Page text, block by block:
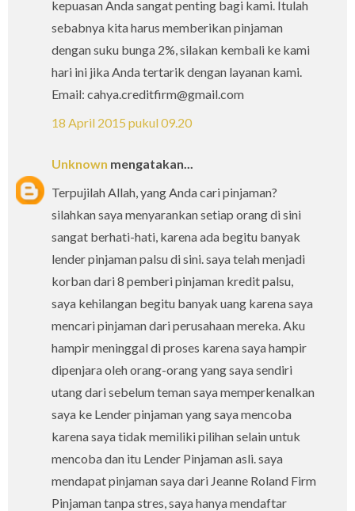
kepuasan Anda sangat penting bagi kami. Itulah
sebabnya kita harus memberikan pinjaman
dengan suku bunga 2%, silakan kembali ke kami
hari ini jika Anda tertarik dengan layanan kami.
Email: cahya.creditfirm@gmail.com
18 April 2015 pukul 09.20
Unknown mengatakan...
Terpujilah Allah, yang Anda cari pinjaman?
silahkan saya menyarankan setiap orang di sini
sangat berhati-hati, karena ada begitu banyak
lender pinjaman palsu di sini. saya telah menjadi
korban dari 8 pemberi pinjaman kredit palsu,
saya kehilangan begitu banyak uang karena saya
mencari pinjaman dari perusahaan mereka. Aku
hampir meninggal di proses karena saya hampir
dipenjara oleh orang-orang yang saya sendiri
utang dari sebelum teman saya memperkenalkan
saya ke Lender pinjaman yang saya mencoba
karena saya tidak memiliki pilihan selain untuk
mencoba dan itu Lender Pinjaman asli. saya
mendapat pinjaman saya dari Jeanne Roland Firm
Pinjaman tanpa stres, saya hanya mendaftar